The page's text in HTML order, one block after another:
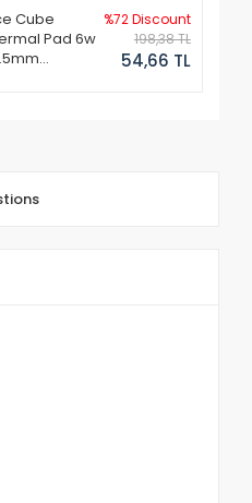
Cube
Pad 6w
%72 Discount
198,38 TL
54,66 TL